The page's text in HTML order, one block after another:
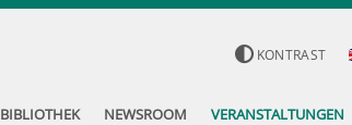
KONTRAST
BIBLIOTHEK NEWSROOM VERANSTALTUNGEN